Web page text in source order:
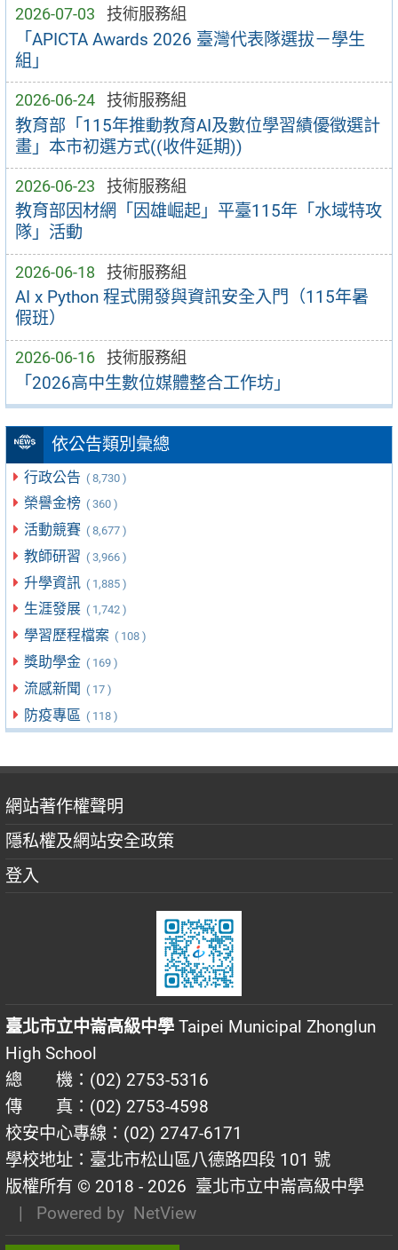
2026-07-03 技術服務組
「APICTA Awards 2026 臺灣代表隊選拔－學生
組」
2026-06-24 技術服務組
教育部「115年推動教育AI及數位學習績優徵選計
畫」本市初選方式((收件延期))
2026-06-23 技術服務組
教育部因材網「因雄崛起」平臺115年「水域特攻
隊」活動
2026-06-18 技術服務組
AI x Python 程式開發與資訊安全入門（115年暑
假班）
2026-06-16 技術服務組
「2026高中生數位媒體整合工作坊」
依公告類別彙總
行政公告 ( 8,730 )
榮譽金榜 ( 360 )
活動競賽 ( 8,677 )
教師研習 ( 3,966 )
升學資訊 ( 1,885 )
生涯發展 ( 1,742 )
學習歷程檔案 ( 108 )
獎助學金 ( 169 )
流感新聞 ( 17 )
防疫專區 ( 118 )
網站著作權聲明
隱私權及網站安全政策
登入
臺北市立中崙高級中學 Taipei Municipal Zhonglun
High School
總 機：(02) 2753-5316
傳 真：(02) 2753-4598
校安中心專線：(02) 2747-6171
學校地址：臺北市松山區八德路四段 101 號
版權所有 © 2018 - 2026 臺北市立中崙高級中學
| Powered by NetView